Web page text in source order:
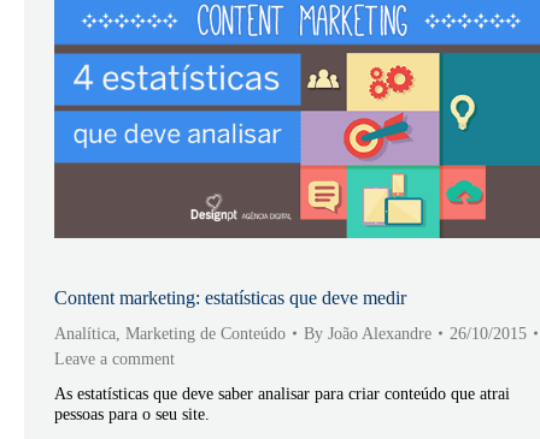
Content marketing: estatísticas que deve medir
Analítica Marketing de Conteúdo By João Alexandre
26/10/2015
Leave a comment
As estatísticas que deve saber analisar para criar conteúdo que atrai
pessoas para o seu site.